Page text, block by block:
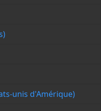
unis d'Amérique)